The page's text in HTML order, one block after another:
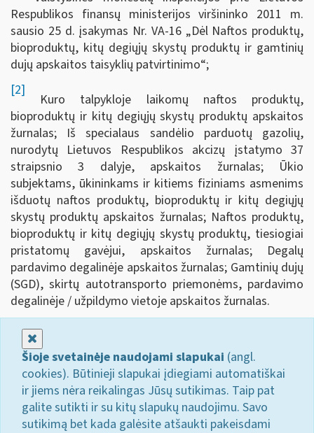
Respublikos finansų ministerijos viršininko 2011 m.
sausio 25 d. įsakymas Nr. VA-16 „Dėl Naftos produktų,
bioproduktų, kitų degiųjų skystų produktų ir gamtinių
dujų apskaitos taisyklių patvirtinimo“;
[2]
Kuro talpykloje laikomų naftos produktų,
bioproduktų ir kitų degiųjų skystų produktų apskaitos
žurnalas; Iš specialaus sandėlio parduotų gazolių,
nurodytų Lietuvos Respublikos akcizų įstatymo 37
straipsnio 3 dalyje, apskaitos žurnalas; Ūkio
subjektams, ūkininkams ir kitiems fiziniams asmenims
išduotų naftos produktų, bioproduktų ir kitų degiųjų
skystų produktų apskaitos žurnalas; Naftos produktų,
bioproduktų ir kitų degiųjų skystų produktų, tiesiogiai
pristatomų gavėjui, apskaitos žurnalas; Degalų
pardavimo degalinėje apskaitos žurnalas; Gamtinių dujų
(SGD), skirtų autotransporto priemonėms, pardavimo
degalinėje / užpildymo vietoje apskaitos žurnalas.
Šioje svetainėje naudojami slapukai (angl.
cookies). Būtinieji slapukai įdiegiami automatiškai
ir jiems nėra reikalingas Jūsų sutikimas. Taip pat
galite sutikti ir su kitų slapukų naudojimu. Savo
sutikimą bet kada galėsite atšaukti pakeisdami